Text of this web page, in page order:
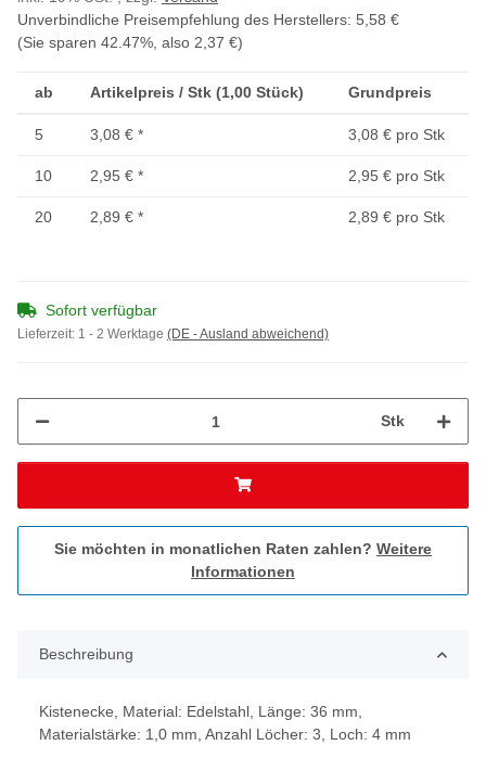
Unverbindliche Preisempfehlung des Herstellers: 5,58 €
(Sie sparen 42.47% , also 2,37 €)
ab Artikelpreis / Stk (1,00 Stück) Grundpreis
5 3,08 € * 3,08 € pro Stk
10 2,95 € * 2,95 € pro Stk
20 2,89 € * 2,89 € pro Stk
Sofort verfügbar
Lieferzeit: 1 - 2 Werktage (DE - Ausland abweichend)
Stk
Sie möchten in monatlichen Raten zahlen? Weitere
Informationen
Beschreibung
Kistenecke, Material: Edelstahl, Länge: 36 mm,
Materialstärke: 1,0 mm, Anzahl Löcher: 3, Loch: 4 mm